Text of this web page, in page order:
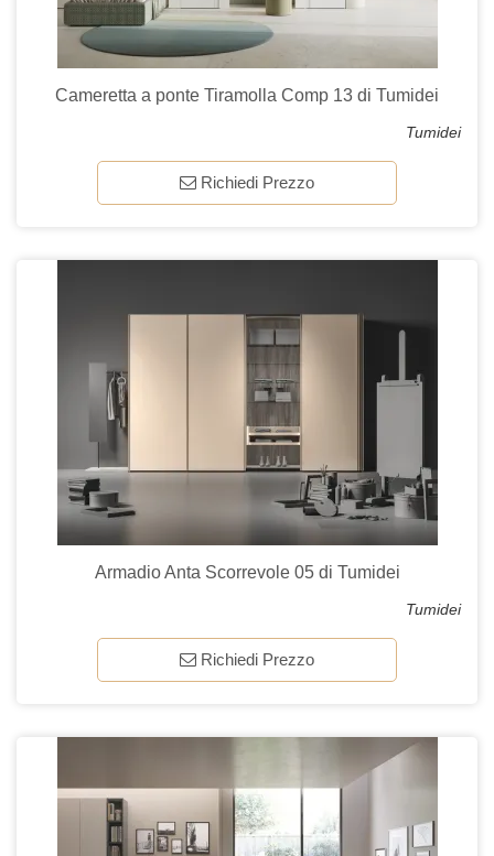
Cameretta a ponte Tiramolla Comp 13 di Tumidei
Tumidei
Richiedi Prezzo
Armadio Anta Scorrevole 05 di Tumidei
Tumidei
Richiedi Prezzo